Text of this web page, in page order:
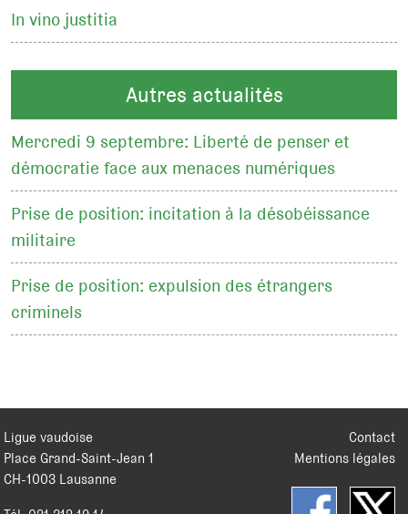
In vino justitia
Autres actualités
Mercredi 9 septembre: Liberté de penser et
démocratie face aux menaces numériques
Prise de position: incitation à la désobéissance
militaire
Prise de position: expulsion des étrangers
criminels
Contact
Mentions légales
Ligue vaudoise
Place Grand-Saint-Jean 1
CH-1003 Lausanne